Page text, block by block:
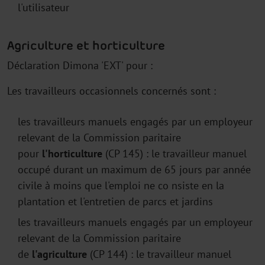
l'utilisateur
Agriculture et horticulture
Déclaration Dimona 'EXT' pour :
Les travailleurs occasionnels concernés sont :
les travailleurs manuels engagés par un employeur
relevant de la Commission paritaire
pour l'horticulture (CP 145) : le travailleur manuel
occupé durant un maximum de 65 jours par année
civile à moins que l'emploi ne co nsiste en la
plantation et l'entretien de parcs et jardins
les travailleurs manuels engagés par un employeur
relevant de la Commission paritaire
de l'agriculture (CP 144) : le travailleur manuel